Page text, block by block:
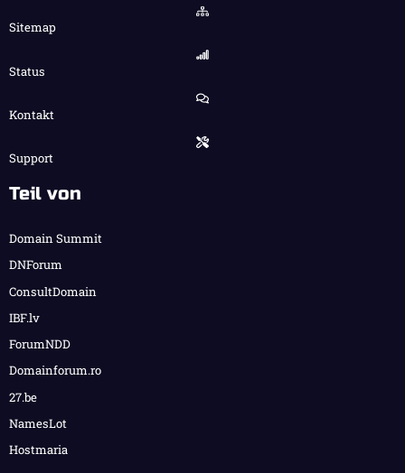
Sitemap
Status
Kontakt
Support
Teil von
Domain Summit
DNForum
ConsultDomain
IBF.lv
ForumNDD
Domainforum.ro
27.be
NamesLot
Hostmaria